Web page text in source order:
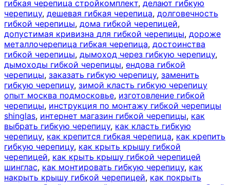
гибкая черепица стройкомплект, делают гибкую
черепицу, дешевая гибкая черепица, долговечность
гибкой черепицы, дома гибкой черепицей,
допустимая кривизна для гибкой черепицы, дороже
металлочерепица гибкая черепица, достоинства
гибкой черепицы, дымоход через гибкую черепицу,
дымоходы гибкой черепицы, ендова гибкой
черепицы, заказать гибкую черепицу, заменить
гибкую черепицу, зимой класть гибкую черепицу
опыт москва подмосковье, изготовление гибкой
черепицы, инструкция по монтажу гибкой черепицы
shinglas, интернет магазин гибкой черепицы, как
выбрать гибкую черепицу, как класть гибкую
черепицу, как крепится гибкая черепица, как крепить
гибкую черепицу, как крыть крышу гибкой
черепицей, как крыть крышу гибкой черепицей
шинглас, как монтировать гибкую черепицу, как
накрыть крышу гибкой черепицей, как покрыть